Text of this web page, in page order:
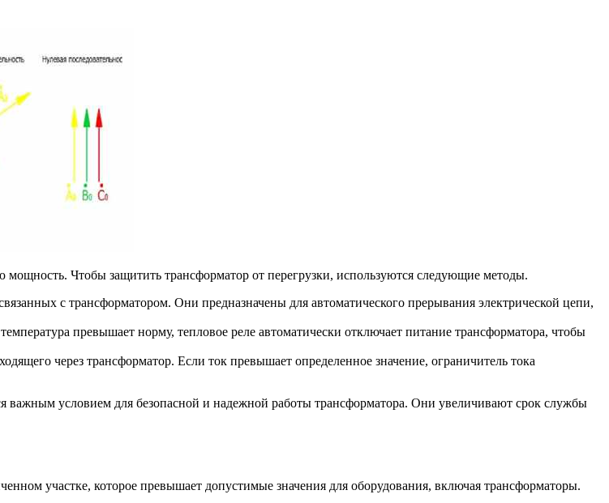
мощность. Чтобы защитить трансформатор от перегрузки, используются следующие методы.
с трансформатором. Они предназначены для автоматического прерывания электрической цепи,
превышает норму, тепловое реле автоматически отключает питание трансформатора, чтобы
через трансформатор. Если ток превышает определенное значение, ограничитель тока
важным условием для безопасной и надежной работы трансформатора. Они увеличивают срок службы
участке, которое превышает допустимые значения для оборудования, включая трансформаторы.